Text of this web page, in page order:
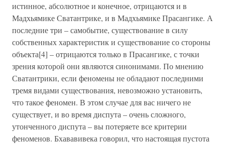
истинное, абсолютное и конечное, отрицаются и в
Мадхьямике Сватантрике, и в Мадхьямике Прасангике. А
последние три – самобытие, существование в силу
собственных характеристик и существование со стороны
объекта[4] – отрицаются только в Прасангике, с точки
зрения которой они являются синонимами. По мнению
Сватантрики, если феномены не обладают последними
тремя видами существования, невозможно установить,
что такое феномен. В этом случае для вас ничего не
существует, и во время диспута – очень сложного,
утонченного диспута – вы потеряете все критерии
феноменов. Бхававивека говорил, что настоящая пустота